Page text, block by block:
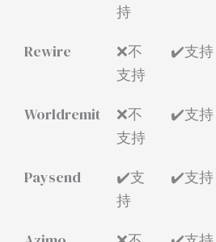
持
Rewire
❌不
支持
✔️支持
Worldremit
❌不
支持
✔️支持
Paysend
✔️支
持
✔️支持